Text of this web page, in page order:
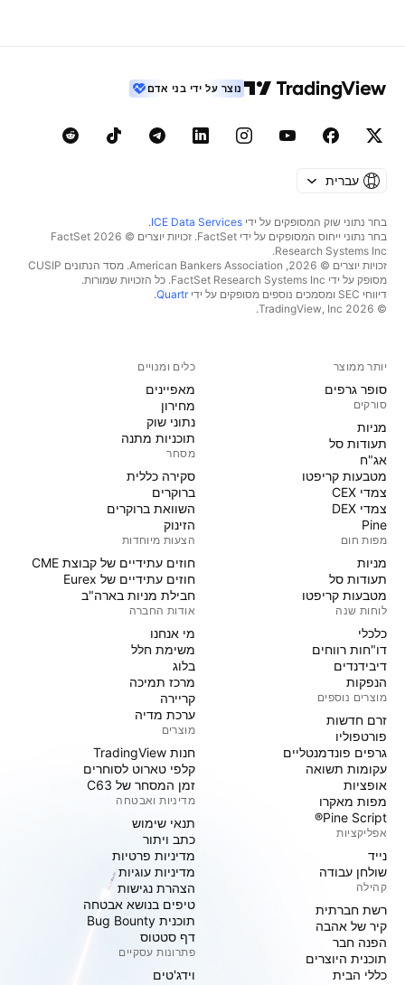
נוצר על ידי בני אדם
עברית
בחר נתוני שוק המסופקים על ידי ICE Data Services
.
בחר נתוני ייחוס המסופקים על ידי FactSet. זכויות יוצרים © 2026 ‏FactSet
Research Systems Inc.‏
זכויות יוצרים © 2026, ‏American Bankers Association. מסד הנתונים CUSIP
מסופק על ידי FactSet Research Systems Inc. כל הזכויות שמורות.
דיווחי SEC ומסמכים נוספים מסופקים על ידי
Quartr
.
© 2026 ‏TradingView, Inc.‏
יותר ממוצר
סופר גרפים
סורקים
מניות‏
תעודות סל
אג"ח
מטבעות קריפטו
צמדי CEX
צמדי DEX
Pine
מפות חום
מניות‏
תעודות סל
מטבעות קריפטו
לוחות שנה
כלכלי
דו"חות רווחים
דיבידנדים
הנפקות
מוצרים נוספים
זרם חדשות
פורטפוליו
גרפים פונדמנטליים
עקומות תשואה
אופציות
מפות מאקרו
Pine Script®
אפליקציות
נייד
שולחן עבודה
קהילה
רשת חברתית
קיר של אהבה
הפנה חבר
תוכנית היוצרים
כללי הבית
כלים ומנויים
מאפיינים
מחירון
נתוני שוק
תוכניות מתנה
מסחר
סקירה כללית
ברוקרים
השוואת ברוקרים
הזינוק
הצעות מיוחדות
חוזים עתידיים של קבוצת CME
חוזים עתידיים של Eurex
חבילת מניות בארה"ב
אודות החברה
מי אנחנו
משימת חלל
בלוג
מרכז תמיכה
קריירה
ערכת מדיה
מוצרים
חנות TradingView
קלפי טארוט לסוחרים
זמן המסחר של C63
מדיניות ואבטחה
תנאי שימוש
כתב ויתור
מדיניות פרטיות
מדיניות עוגיות
הצהרת נגישות
טיפים בנושא אבטחה
תוכנית Bug Bounty
דף סטטוס
פתרונות עסקיים
וידג'טים